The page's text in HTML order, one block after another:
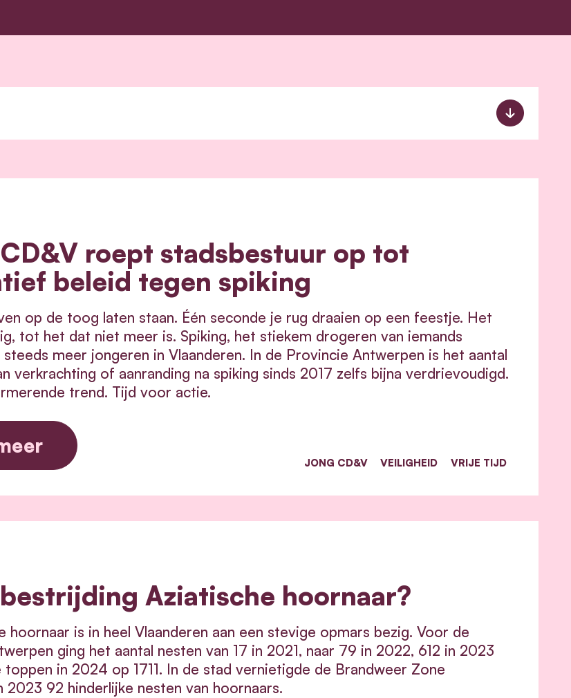
roept stadsbestuur op tot
beleid tegen spiking
op de toog laten staan. Één seconde je rug draaien op een feestje. Het
tot het dat niet meer is. Spiking, het stiekem drogeren van iemands
meer jongeren in Vlaanderen. In de Provincie Antwerpen is het aantal
verkrachting of aanranding na spiking sinds 2017 zelfs bijna verdrievoudigd.
trend. Tijd voor actie.
JONG CD&V VEILIGHEID VRIJE TIJD
Aziatische hoornaar?
hoornaar is in heel Vlaanderen aan een stevige opmars bezig. Voor de
ging het aantal nesten van 17 in 2021, naar 79 in 2022, 612 in 2023
in 2024 op 1711. In de stad vernietigde de Brandweer Zone
2023 92 hinderlijke nesten van hoornaars.